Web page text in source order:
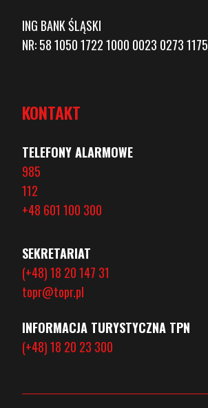
ING BANK ŚLĄSKI
NR: 58 1050 1722 1000 0023 0273 1175
KONTAKT
TELEFONY ALARMOWE
985
112
+48 601 100 300
SEKRETARIAT
(+48) 18 20 147 31
topr@topr.pl
INFORMACJA TURYSTYCZNA TPN
(+48) 18 20 23 300